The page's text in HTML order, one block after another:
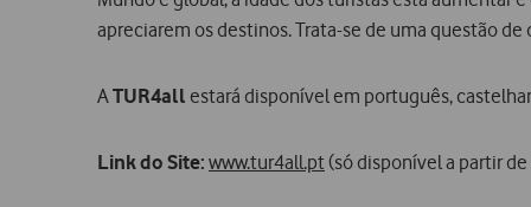
apreciarem os destinos. Trata-se de uma questão
ATUR4all estará disponível em português,
Link do Site: www.tur4all.pt (só disponível a partir